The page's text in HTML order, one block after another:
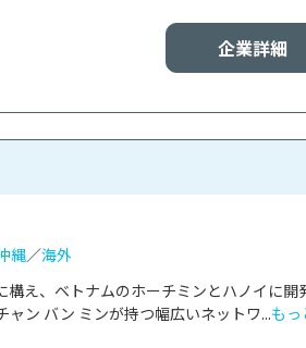
企業詳細
え、ベトナムのホーチミンとハノイに開
ン バン ミンが持つ幅広いネットワ...も
縄／海外